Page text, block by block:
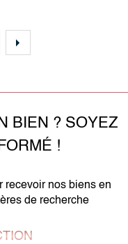
BIEN ? SOYEZ
!
recevoir nos biens en
de recherche